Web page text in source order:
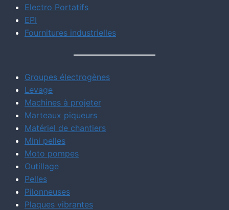
Electro Portatifs
EPI
Fournitures industrielles
Groupes électrogènes
Levage
Machines à projeter
Marteaux piqueurs
Matériel de chantiers
Mini pelles
Moto pompes
Outillage
Pelles
Pilonneuses
Plaques vibrantes